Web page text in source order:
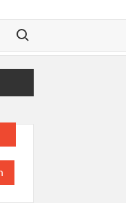
Search for: